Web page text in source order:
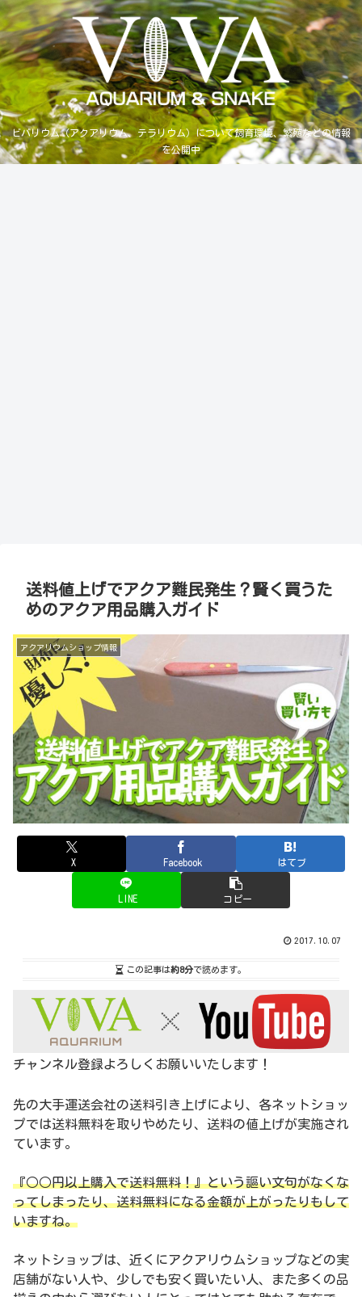
ビバリウム（アクアリウム、テラリウム）について飼育環境、繁殖などの情報
を公開中
送料値上げでアクア難民発生？賢く買うた
めのアクア用品購入ガイド
アクアリウムショップ情報
X Facebook はてブ
LINE コピー
2017.10.07
この記事は約8分で読めます。
チャンネル登録よろしくお願いいたします！
先の大手運送会社の送料引き上げにより、各ネットショッ
プでは送料無料を取りやめたり、送料の値上げが実施され
ています。
『○○円以上購入で送料無料！』という謳い文句がなくな
ってしまったり、送料無料になる金額が上がったりもして
いますね。
ネットショップは、近くにアクアリウムショップなどの実
店舗がない人や、少しでも安く買いたい人、また多くの品